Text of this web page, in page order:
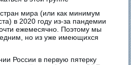
мира (или как минимум
в 2020 году из-за пандемии
ежемесячно. Поэтому мы
но из уже имеющихся
России в первую пятерку